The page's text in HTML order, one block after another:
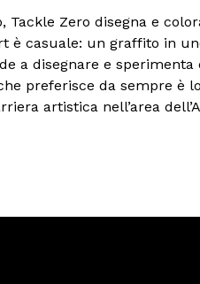
Tackle Zero disegna e
è casuale: un graffito in
a disegnare e
preferisce da sempre è
artistica nell’area